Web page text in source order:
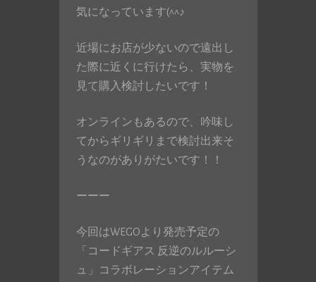
気になっています(^^♪
近場にお店が少ないので遠出し
た際に近くに行けたら、実物を
見て購入検討したいです！
オンラインもあるので、吟味し
てからギリギリまで検討出来そ
うなのがありがたいです！！
ーーー
今回はWEGOより発売予定の
「コードギアス 反逆のルルーシ
ュ」コラボレーションアイテム